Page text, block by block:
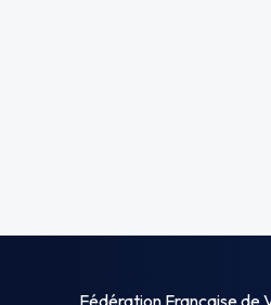
Fédération Française de